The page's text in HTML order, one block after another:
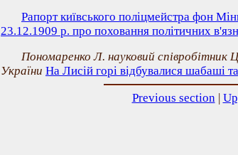
Рапорт київського поліцмейстра фон
23.12.1909 р. про поховання політичних
Пономаренко Л. науковий
України На Лисій горі відбувалися шабаші
Previous section|